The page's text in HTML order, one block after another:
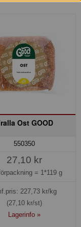
Ost GOOD
550350
27,10 kr
= 1*119 g
227,73kr/kg
(27,10 kr/st)
Lagerinfo »